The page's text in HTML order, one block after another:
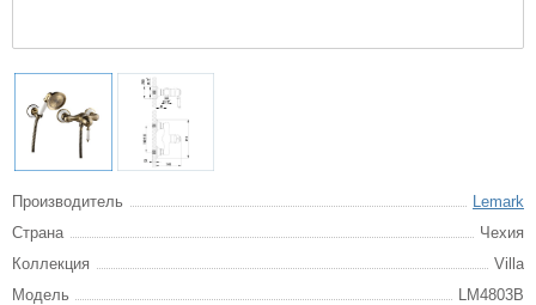
Производитель
Lemark
Страна
Чехия
Коллекция
Villa
Модель
LM4803B